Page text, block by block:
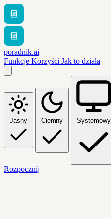
poradnik.ai
Funkcje Korzyści Jak to działa
Jasny Ciemny Systemowy
Rozpocznij